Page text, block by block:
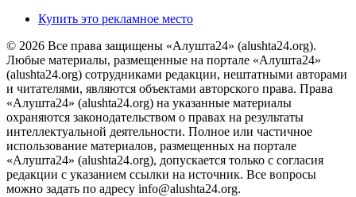
Купить это рекламное место
© 2026 Все права защищены «Алушта24» (alushta24.org).
Любые материалы, размещенные на портале «Алушта24»
(alushta24.org) сотрудниками редакции, нештатными авторами
и читателями, являются объектами авторского права. Права
«Алушта24» (alushta24.org) на указанные материалы
охраняются законодательством о правах на результаты
интеллектуальной деятельности. Полное или частичное
использование материалов, размещенных на портале
«Алушта24» (alushta24.org), допускается только с согласия
редакции с указанием ссылки на источник. Все вопросы
можно задать по адресу info@alushta24.org.